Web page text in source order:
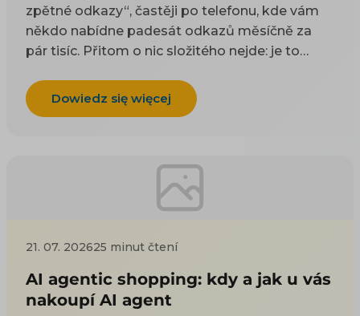
zpětné odkazy“, častěji po telefonu, kde vám
někdo nabídne padesát odkazů měsíčně za
pár tisíc. Přitom o nic složitého nejde: je to
odkazy odjakživa bere jako doporučení — čím
víc důvěryhodných webů na vás ukazuje, tím
si to začnete zjišťovat, najdete dva druhy rad a
ani jeden vám nepomůže. Návody psané pro
blogery poradí, ať napíšete skvělý článek, na
neprodáváte články, ale kotle nebo dětské
boty. Nabídky agentur zase prodávají balíček
odkazů, u kterých se nedozvíte, odkud se
vezmou ani co udělají. Tenhle text jde třetí
Dowiedz się więcej
21. 07. 202625 minut čtení
AI agentic shopping: kdy a jak u vás
nakoupí AI agent